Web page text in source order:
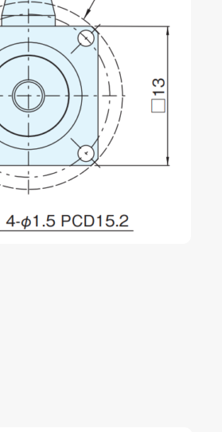
採用事例